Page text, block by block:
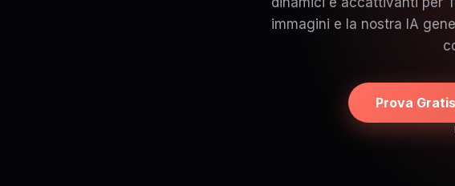
immagini e la nostra IA
Prova